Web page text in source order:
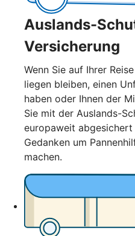
Auslands-
Versicherung
Wenn Sie auf Ihrer
liegen bleiben, einen
haben oder Ihnen der
Sie mit der Auslands-
europaweit abgesichert
Gedanken um
machen.